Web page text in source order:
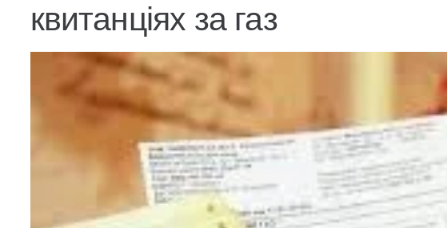
квитанціях за газ